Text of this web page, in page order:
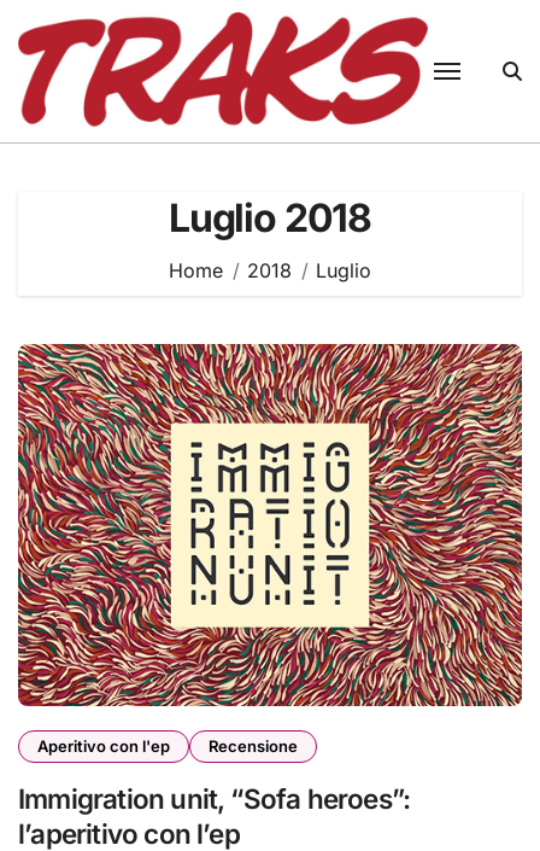
content
Luglio 2018
Home 2018 Luglio
Aperitivo con l'ep Recensione
Immigration unit, “Sofa heroes”:
l’aperitivo con l’ep